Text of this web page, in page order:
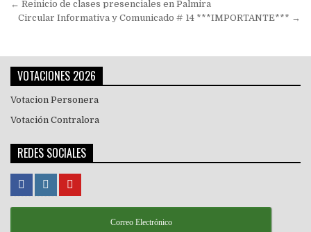
Navegación
de
← Reinicio de clases presenciales en Palmira
Circular Informativa y Comunicado # 14 ***IMPORTANTE*** →
VOTACIONES 2026
Votacion Personera
Votación Contralora
REDES SOCIALES
Correo Electrónico